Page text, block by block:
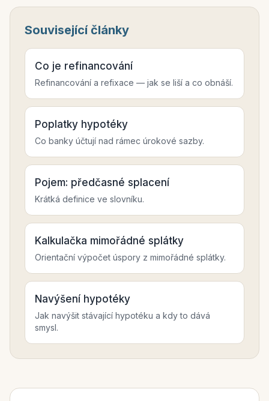
Související články
Co je refinancování
Refinancování a refixace — jak se liší a co obnáší.
Poplatky hypotéky
Co banky účtují nad rámec úrokové sazby.
Pojem: předčasné splacení
Krátká definice ve slovníku.
Kalkulačka mimořádné splátky
Orientační výpočet úspory z mimořádné splátky.
Navýšení hypotéky
Jak navýšit stávající hypotéku a kdy to dává
smysl.